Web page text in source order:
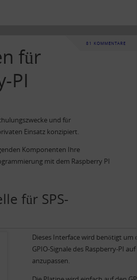
81 KOMMENTARE
für
PI
und für
Einsatz konzipiert.
Komponenten Ihre
mit dem Raspberry PI
für SPS-
Dieses Interface wird benötigt um
GPIO-Signale des Raspberry-PI auf
anzupassen.